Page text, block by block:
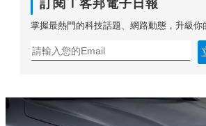
訂閱Ｔ客邦電子日報
掌握最熱門的科技話題、網路動態，升級你